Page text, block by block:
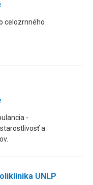
celozrnného
-
a
UNLP